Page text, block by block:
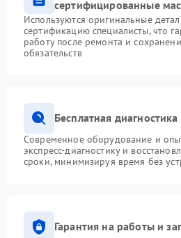
сертифицированные
Используются оригинальные
сертификацию специалисты, что
работу после ремонта и
обязательств
Бесплатная
Современное оборудование и
экспресс-диагностику и
сроки, минимизируя время без
Гарантия на работы и